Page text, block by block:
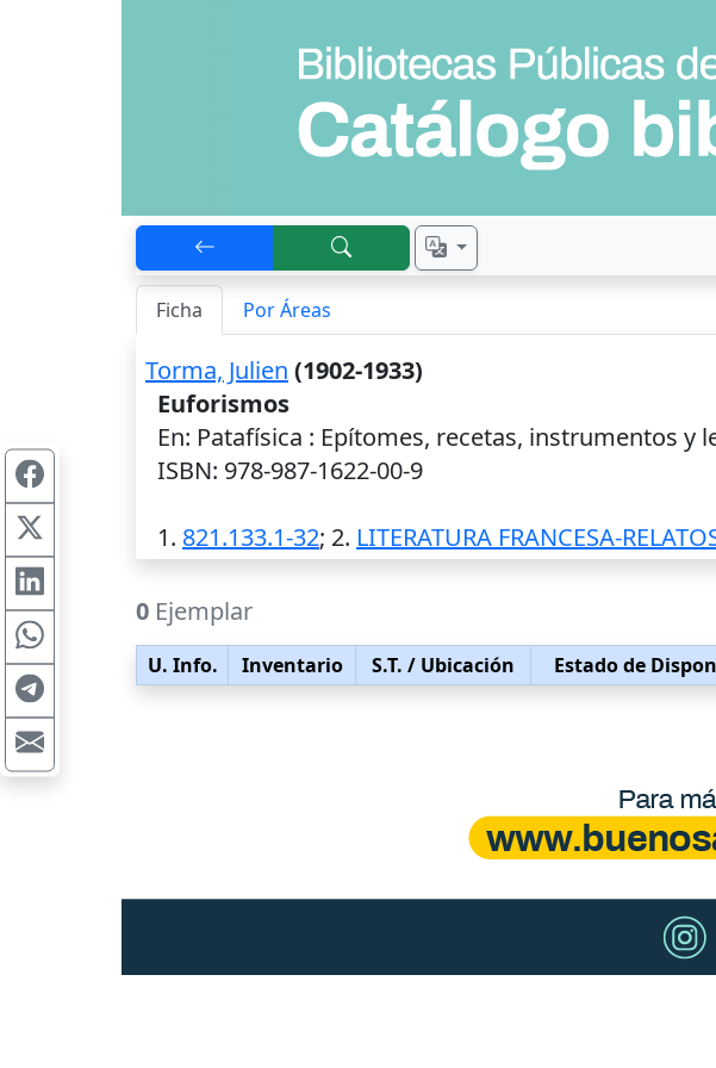
Ficha Por Áreas
Torma, Julien (1902-1933)
Euforismos
En: Patafísica : Epítomes, recetas, instrumentos y
ISBN: 978-987-1622-00-9
1. 821.133.1-32; 2. LITERATURA FRANCESA-
0 Ejemplar
U. Info. Inventario S.T. / Ubicación Estado de